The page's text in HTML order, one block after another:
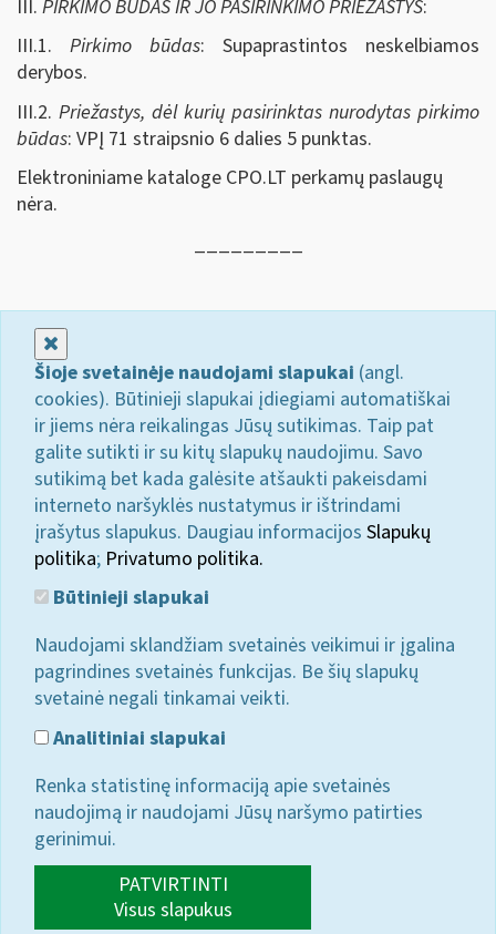
III. PIRKIMO BŪDAS IR JO PASIRINKIMO PRIEŽASTYS:
III.1. Pirkimo būdas: Supaprastintos neskelbiamos
derybos.
III.2. Priežastys, dėl kurių pasirinktas nurodytas pirkimo
būdas: VPĮ 71 straipsnio 6 dalies 5 punktas.
Elektroniniame kataloge CPO.LT perkamų paslaugų
nėra.
Šioje svetainėje naudojami slapukai (angl.
cookies). Būtinieji slapukai įdiegiami automatiškai
ir jiems nėra reikalingas Jūsų sutikimas. Taip pat
galite sutikti ir su kitų slapukų naudojimu. Savo
sutikimą bet kada galėsite atšaukti pakeisdami
interneto naršyklės nustatymus ir ištrindami
įrašytus slapukus. Daugiau informacijos Slapukų
politika; Privatumo politika.
Būtinieji slapukai
Naudojami sklandžiam svetainės veikimui ir įgalina
pagrindines svetainės funkcijas. Be šių slapukų
svetainė negali tinkamai veikti.
Analitiniai slapukai
Renka statistinę informaciją apie svetainės
naudojimą ir naudojami Jūsų naršymo patirties
gerinimui.
PATVIRTINTI
Visus slapukus